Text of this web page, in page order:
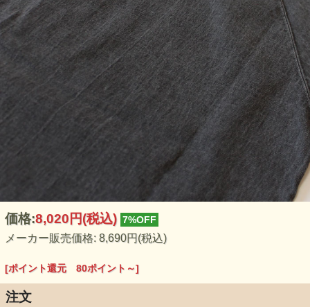
価格:8,020円(税込) 7%OFF
メーカー販売価格: 8,690円(税込)
[ポイント還元 80ポイント～]
注文